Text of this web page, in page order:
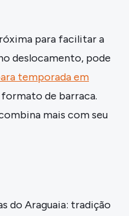
para facilitar a
deslocamento, pode
temporada em
de barraca.
mais com seu
do Araguaia: tradição